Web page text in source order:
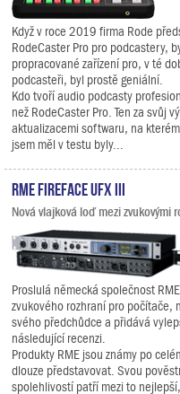
Když v roce 2019 firma Rode
RodeCaster Pro pro podcastery,
propracované zařízení pro, v té
podcasteři, byl prostě geniální.
Kdo tvoří audio podcasty
než RodeCaster Pro. Ten za svůj
aktualizacemi softwaru, na
jsem měl v testu byly...
RME Fireface UFX III
Nová vlajková loď mezi zvukovými
Proslulá německá společnost
zvukového rozhraní pro počítače,
svého předchůdce a přidává
následující recenzi.
Produkty RME jsou známy po
dlouze představovat. Svou
spolehlivostí patří mezi to